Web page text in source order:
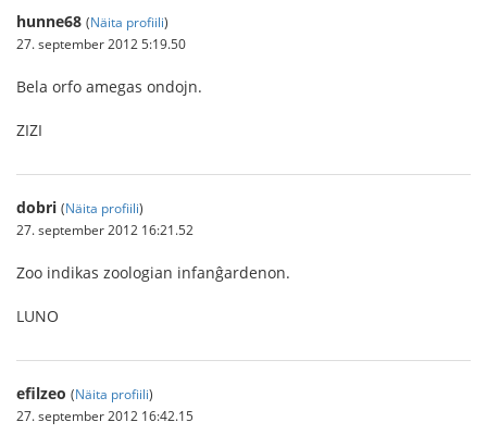
hunne68 (Näita profiili)
27. september 2012 5:19.50
Bela orfo amegas ondojn.
ZIZI
dobri (Näita profiili)
27. september 2012 16:21.52
Zoo indikas zoologian infanĝardenon.
LUNO
efilzeo (Näita profiili)
27. september 2012 16:42.15